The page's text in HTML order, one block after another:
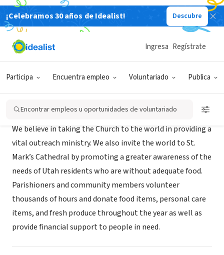
¡Celebramos 30 años de Idealist! Descubre
Participa Encuentra empleo Voluntariado Publica
Ingresa Regístrate
Encontrar empleos u oportunidades de voluntariado
ORGANIZACIÓN SIN FIN DE LUCRO
Hildegarde's Food Pantry
We believe in taking the Church to the world in providing a
vital outreach ministry. We also invite the world to St.
Mark’s Cathedral by promoting a greater awareness of the
needs of Utah residents who are without adequate food.
Parishioners and community members volunteer
thousands of hours and donate food items, personal care
items, and fresh produce throughout the year as well as
provide financial support to people in need.